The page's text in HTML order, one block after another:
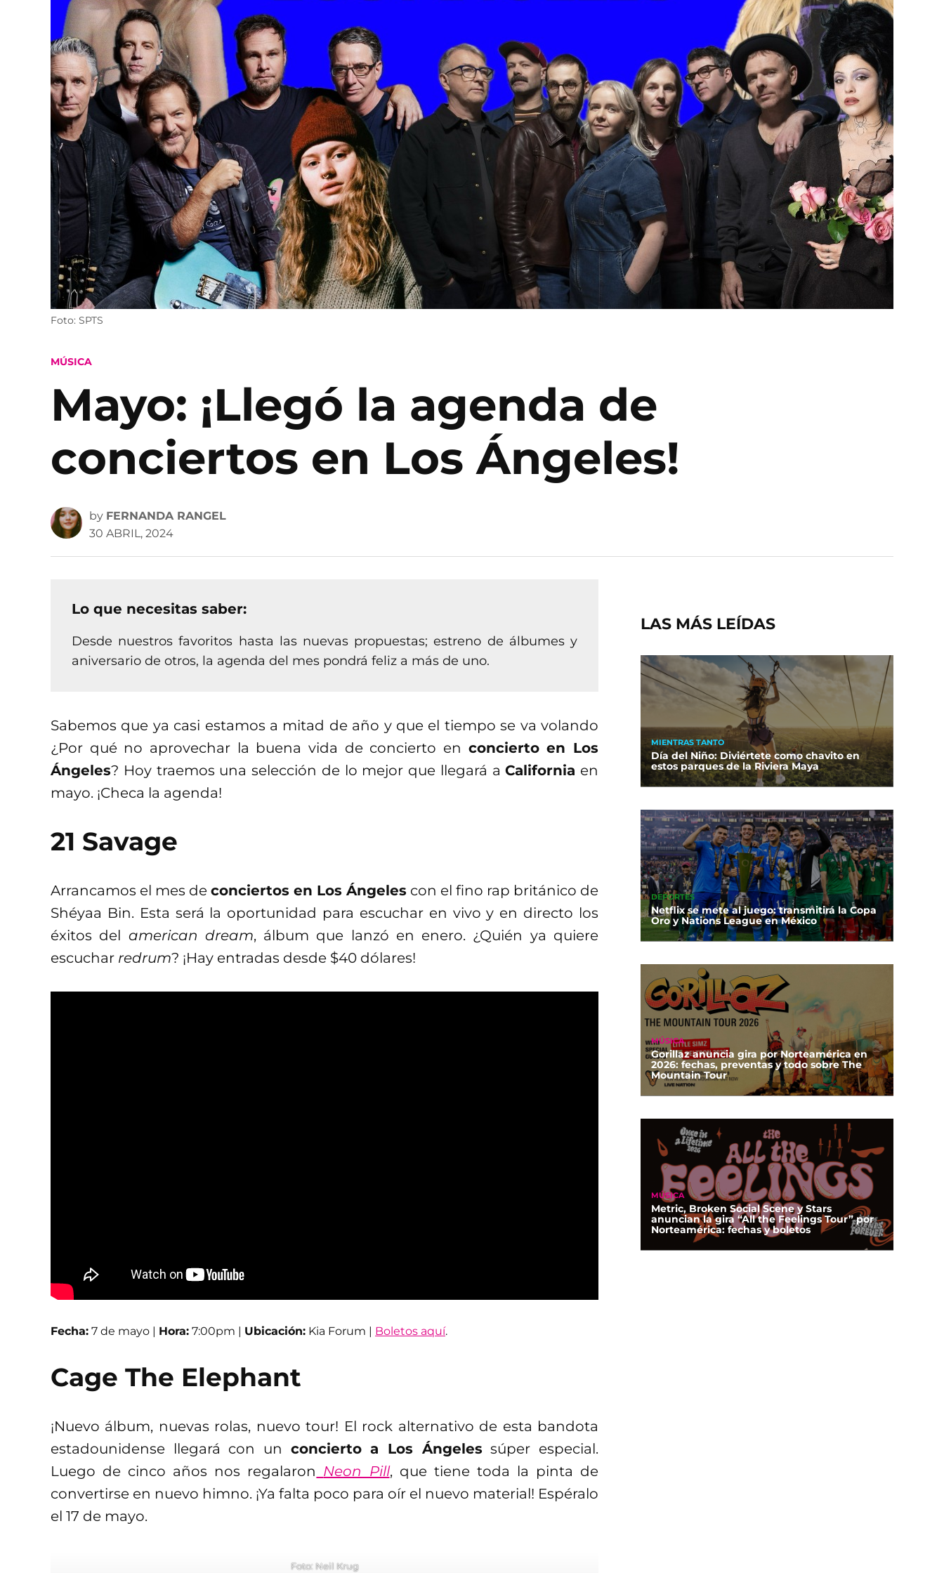
Foto: SPTS
POSTED
MÚSICA
Mayo: ¡Llegó la agenda de
conciertos en Los Ángeles!
by FERNANDA RANGEL
30 ABRIL, 2024
Lo que necesitas saber:
Desde nuestros favoritos hasta las nuevas propuestas; estreno de álbumes y
aniversario de otros, la agenda del mes pondrá feliz a más de uno.
Sabemos que ya casi estamos a mitad de año y que el tiempo se va volando
¿Por qué no aprovechar la buena vida de concierto en concierto en Los
Ángeles? Hoy traemos una selección de lo mejor que llegará aCalifornia en
mayo. ¡Checa la agenda!
21 Savage
Arrancamos el mes de conciertos en Los Ángeles con el fino rap británico de
Shéyaa Bin. Esta será la oportunidad para escuchar en vivo y en directo los
éxitos del american dream, álbum que lanzó en enero. ¿Quién ya quiere
escuchar redrum? ¡Hay entradas desde $40 dólares!
Fecha: 7 de mayo | Hora: 7:00pm | Ubicación: Kia Forum | Boletos aquí.
Cage The Elephant
¡Nuevo álbum, nuevas rolas, nuevo tour! El rock alternativo de esta bandota
estadounidense llegará con un concierto a Los Ángelessúper especial.
Luego de cinco años nos regalaron Neon Pill, que tiene toda la pinta de
convertirse en nuevo himno. ¡Ya falta poco para oír el nuevo material! Espéralo
el 17 de mayo.
Foto: Neil Krug
LAS MÁS LEÍDAS
MIENTRAS TANTO
Día del Niño: Diviértete como chavito en
estos parques de la Riviera Maya
DEPORTES
Netflix se mete al juego: transmitirá la Copa
Oro y Nations League en México
MÚSICA
Gorillaz anuncia gira por Norteamérica en
2026: fechas, preventas y todo sobre The
Mountain Tour
MÚSICA
Metric, Broken Social Scene y Stars
anuncian la gira “All the Feelings Tour” por
Norteamérica: fechas y boletos